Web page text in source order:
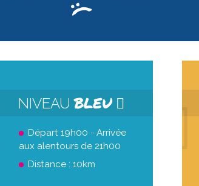
NIVEAUBLEU
Départ 19h00 - Arrivée
aux alentours de 21h00
Distance : 10km